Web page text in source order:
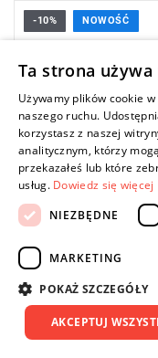
-10% NOWOŚĆ
Ta strona
Używamy plików cookie
naszego ruchu.
korzystasz z naszej
analitycznym, którzy
przekazałeś lub które
usług. Dowiedz się więcej
NIEZBĘDNE
MARKETING
POKAŻ SZCZEGÓŁY
AKCEPTUJ